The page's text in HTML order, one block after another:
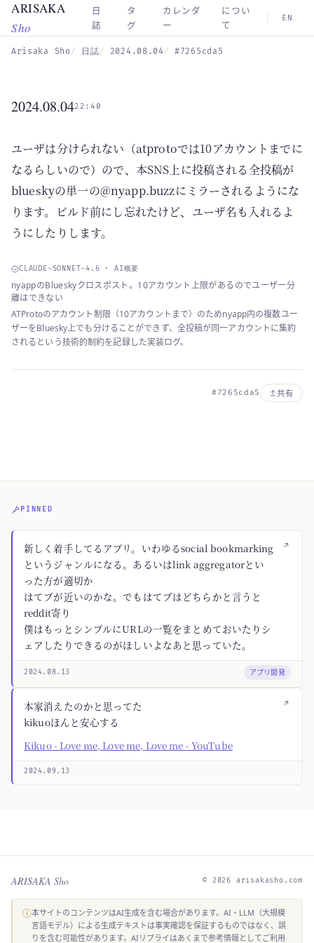
Skip to main content
ARISAKA
Sho
日
誌
タ
グ
カレンダ
ー
につい
て
EN
Arisaka Sho 日誌 2024.08.04 #7265cda5
2024.08.0422:40
ユーザは分けられない（atprotoでは10アカウントまでに
なるらしいので）ので、本SNS上に投稿される全投稿が
blueskyの単一の@nyapp.buzzにミラーされるようにな
ります。ビルド前にし忘れたけど、ユーザ名も入れるよ
うにしたりします。
CLAUDE-SONNET-4.6 · AI概要
nyappのBlueskyクロスポスト。10アカウント上限があるのでユーザー分
離はできない
ATProtoのアカウント制限（10アカウントまで）のためnyapp内の複数ユー
ザーをBluesky上でも分けることができず、全投稿が同一アカウントに集約
されるという技術的制約を記録した実装ログ。
#7265cda5 共有
PINNED
↗
新しく着手してるアプリ。いわゆるsocial bookmarking
というジャンルになる。あるいはlink aggregatorとい
った方が適切か
はてブが近いのかな。でもはてブはどちらかと言うと
reddit寄り
僕はもっとシンプルにURLの一覧をまとめておいたりシ
ェアしたりできるのがほしいよなあと思っていた。
2024.08.13 アプリ開発
↗
本家消えたのかと思ってた
kikuoほんと安心する
Kikuo - Love me, Love me, Love me - YouTube
2024.09.13
ARISAKA Sho © 2026 arisakasho.com
ⓘ本サイトのコンテンツはAI生成を含む場合があります。AI・LLM（大規模
言語モデル）による生成テキストは事実確認を保証するものではなく、誤
りを含む可能性があります。AIリプライはあくまで参考情報としてご利用